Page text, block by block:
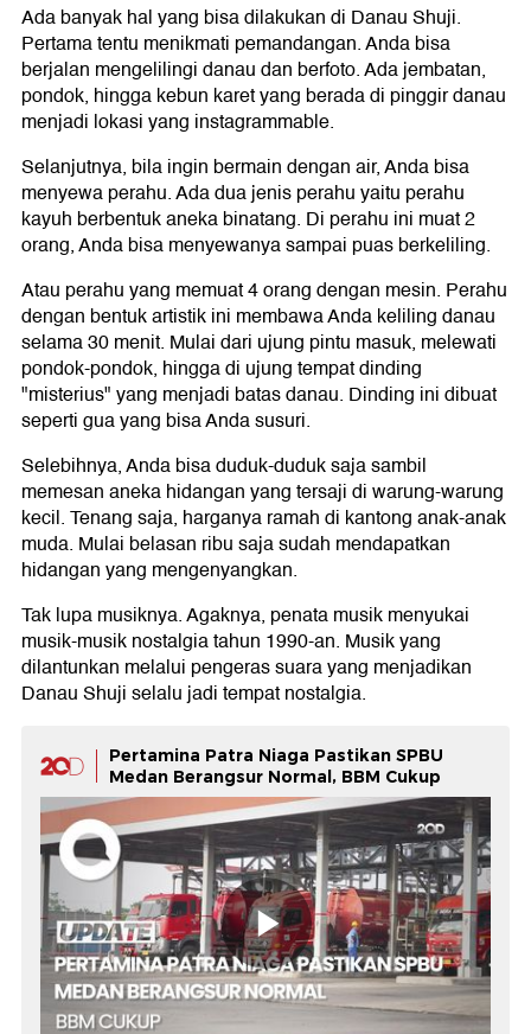
Ada banyak hal yang bisa dilakukan di Danau Shuji.
Pertama tentu menikmati pemandangan. Anda bisa
berjalan mengelilingi danau dan berfoto. Ada jembatan,
pondok, hingga kebun karet yang berada di pinggir danau
menjadi lokasi yang instagrammable.
Selanjutnya, bila ingin bermain dengan air, Anda bisa
menyewa perahu. Ada dua jenis perahu yaitu perahu
kayuh berbentuk aneka binatang. Di perahu ini muat 2
orang, Anda bisa menyewanya sampai puas berkeliling.
Atau perahu yang memuat 4 orang dengan mesin. Perahu
dengan bentuk artistik ini membawa Anda keliling danau
selama 30 menit. Mulai dari ujung pintu masuk, melewati
pondok-pondok, hingga di ujung tempat dinding
"misterius" yang menjadi batas danau. Dinding ini dibuat
seperti gua yang bisa Anda susuri.
Selebihnya, Anda bisa duduk-duduk saja sambil
memesan aneka hidangan yang tersaji di warung-warung
kecil. Tenang saja, harganya ramah di kantong anak-anak
muda. Mulai belasan ribu saja sudah mendapatkan
hidangan yang mengenyangkan.
Tak lupa musiknya. Agaknya, penata musik menyukai
musik-musik nostalgia tahun 1990-an. Musik yang
dilantunkan melalui pengeras suara yang menjadikan
Danau Shuji selalu jadi tempat nostalgia.
Pertamina Patra Niaga Pastikan SPBU
Medan Berangsur Normal, BBM Cukup